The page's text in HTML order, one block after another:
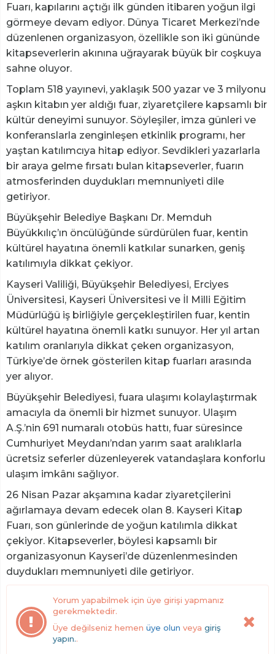
Fuarı, kapılarını açtığı ilk günden itibaren yoğun ilgi
görmeye devam ediyor. Dünya Ticaret Merkezi’nde
düzenlenen organizasyon, özellikle son iki gününde
kitapseverlerin akınına uğrayarak büyük bir coşkuya
sahne oluyor.
Toplam 518 yayınevi, yaklaşık 500 yazar ve 3 milyonu
aşkın kitabın yer aldığı fuar, ziyaretçilere kapsamlı bir
kültür deneyimi sunuyor. Söyleşiler, imza günleri ve
konferanslarla zenginleşen etkinlik programı, her
yaştan katılımcıya hitap ediyor. Sevdikleri yazarlarla
bir araya gelme fırsatı bulan kitapseverler, fuarın
atmosferinden duydukları memnuniyeti dile
getiriyor.
Büyükşehir Belediye Başkanı Dr. Memduh
Büyükkılıç’ın öncülüğünde sürdürülen fuar, kentin
kültürel hayatına önemli katkılar sunarken, geniş
katılımıyla dikkat çekiyor.
Kayseri Valiliği, Büyükşehir Belediyesi, Erciyes
Üniversitesi, Kayseri Üniversitesi ve İl Milli Eğitim
Müdürlüğü iş birliğiyle gerçekleştirilen fuar, kentin
kültürel hayatına önemli katkı sunuyor. Her yıl artan
katılım oranlarıyla dikkat çeken organizasyon,
Türkiye’de örnek gösterilen kitap fuarları arasında
yer alıyor.
Büyükşehir Belediyesi, fuara ulaşımı kolaylaştırmak
amacıyla da önemli bir hizmet sunuyor. Ulaşım
A.Ş.’nin 691 numaralı otobüs hattı, fuar süresince
Cumhuriyet Meydanı’ndan yarım saat aralıklarla
ücretsiz seferler düzenleyerek vatandaşlara konforlu
ulaşım imkânı sağlıyor.
26 Nisan Pazar akşamına kadar ziyaretçilerini
ağırlamaya devam edecek olan 8. Kayseri Kitap
Fuarı, son günlerinde de yoğun katılımla dikkat
çekiyor. Kitapseverler, böylesi kapsamlı bir
organizasyonun Kayseri’de düzenlenmesinden
duydukları memnuniyeti dile getiriyor.
Yorum yapabilmek için üye girişi yapmanız
gerekmektedir.
Üye değilseniz hemen üye olun veya giriş
yapın..